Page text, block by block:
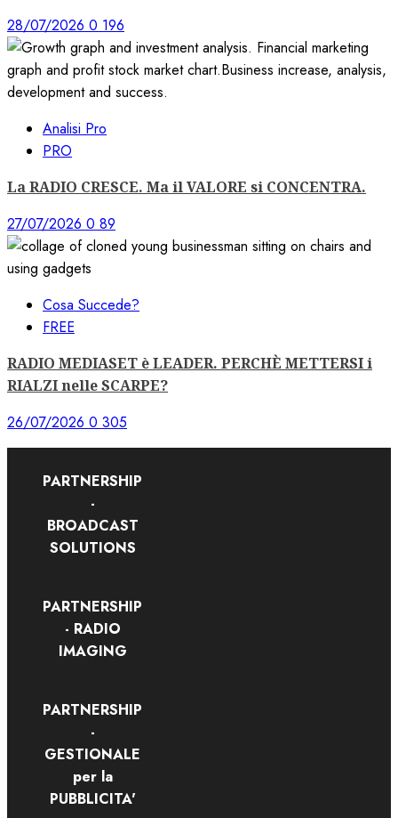
28/07/2026 0 196
Analisi Pro
PRO
La RADIO CRESCE. Ma il VALORE si CONCENTRA.
27/07/2026 0 89
Cosa Succede?
FREE
RADIO MEDIASET è LEADER. PERCHÈ METTERSI i
RIALZI nelle SCARPE?
26/07/2026 0 305
PARTNERSHIP
-
BROADCAST
SOLUTIONS
PARTNERSHIP
- RADIO
IMAGING
PARTNERSHIP
-
GESTIONALE
per la
PUBBLICITA'